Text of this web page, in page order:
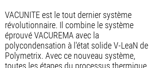
VACUNITE est le tout dernier système
révolutionnaire. Il combine le système
éprouvé VACUREMA avec la
polycondensation à l'état solide V-LeaN de
Polymetrix. Avec ce nouveau système,
toutes les étapes du processus thermique